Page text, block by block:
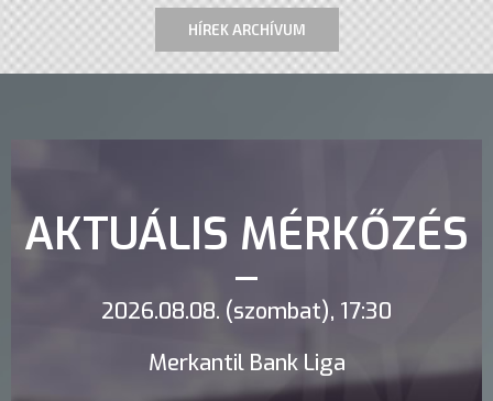
HÍREK ARCHÍVUM
AKTUÁLIS MÉRKŐZÉS
2026.08.08. (szombat), 17:30
Merkantil Bank Liga